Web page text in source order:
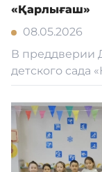
«Қарлығаш»
08.05.2026
В преддверии
детского сада